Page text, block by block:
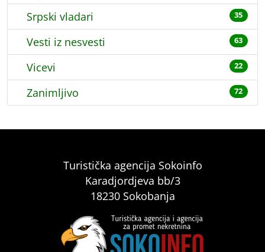
Srpski vladari 35
Vesti iz nesvesti 63
Vicevi 22
Zanimljivo 72
Turistička agencija Sokoinfo
Karadjordjeva bb/3
18230 Sokobanja